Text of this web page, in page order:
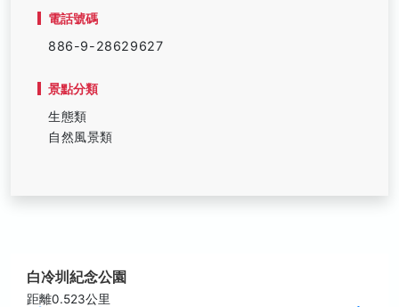
電話號碼
886-9-28629627
景點分類
生態類
自然風景類
白冷圳紀念公園
距離0.523公里